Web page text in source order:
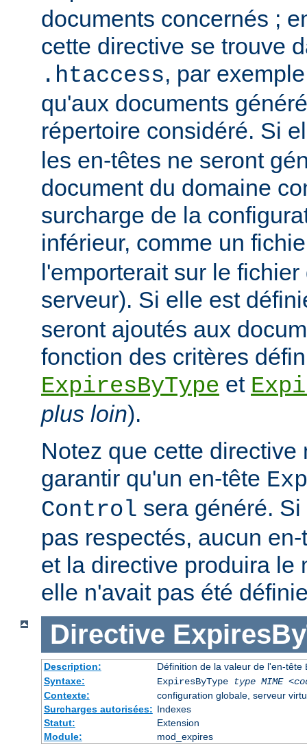
documents concernés ;
cette directive se trouve
.htaccess, par
qu'aux documents
répertoire considéré. Si
les en-têtes ne seront
document du domaine
surcharge de la
inférieur, comme un
l'emporterait sur le
serveur). Si elle est
seront ajoutés aux
fonction des critères
ExpiresByType et
plus loin).
Notez que cette directive
garantir qu'un en-tête
Control sera généré.
pas respectés, aucun
et la directive produira le
elle n'avait pas été
Directive
Description: Définition de la valeur de l'en-tête
Syntaxe:
ExpiresByType type MIME
Contexte:
configuration globale, serveur
Surcharges autorisées: Indexes
Statut:
Extension
Module:
mod_expires